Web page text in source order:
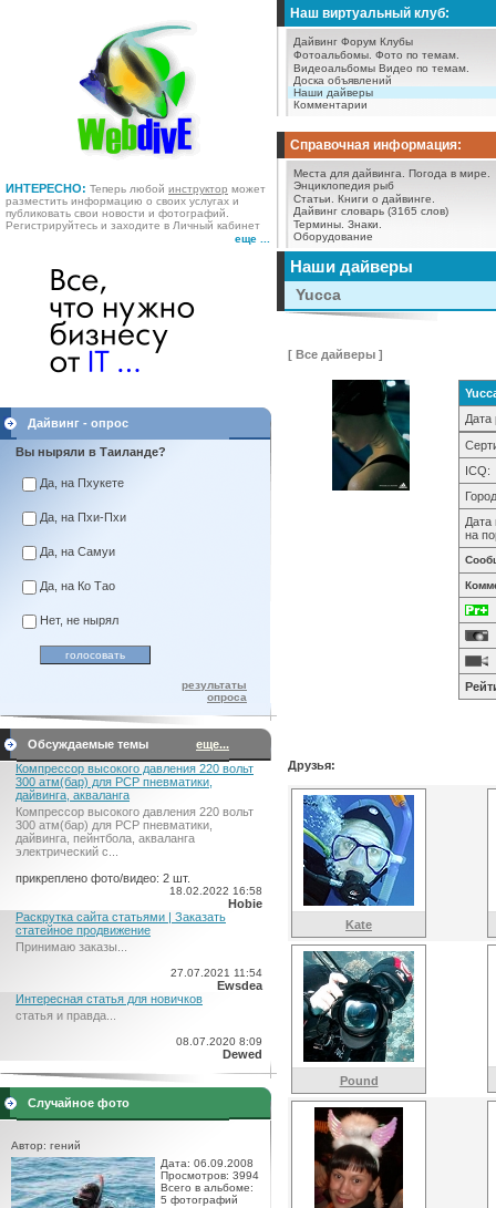
ИНТЕРЕСНО: Теперь любой инструктор может
разместить информацию о своих услугах и
публиковать свои новости и фотографий.
Регистрируйтесь и заходите в Личный кабинет
еще ...
Наш виртуальный клуб:
Дайвинг Форум Клубы
Фотоальбомы. Фото по темам.
Видеоальбомы Видео по темам.
Доска объявлений
Наши дайверы
Комментарии
Справочная информация:
Места для дайвинга.
Погода в мире.
Энциклопедия рыб
Статьи.
Книги о дайвинге.
Дайвинг словарь (3165 слов)
Термины. Знаки.
Оборудование
Дайвинг - опрос
Вы ныряли в Таиланде?
Да, на Пхукете
Да, на Пхи-Пхи
Да, на Самуи
Да, на Ко Тао
Нет, не нырял
результаты
опроса
Обсуждаемые темы
еще...
Компрессор высокого давления 220 вольт
300 атм(бар) для PCP пневматики,
дайвинга, акваланга
Компрессор высокого давления 220 вольт
300 атм(бар) для PCP пневматики,
дайвинга, пейнтбола, акваланга
электрический c...
прикреплено фото/видео: 2 шт.
18.02.2022 16:58
Hobie
Раскрутка сайта статьями | Заказать
статейное продвижение
Принимаю заказы...
27.07.2021 11:54
Ewsdea
Интересная статья для новичков
статья и правда...
08.07.2020 8:09
Dewed
Случайное фото
Автор: гений
Дата: 06.09.2008
Просмотров: 3994
Всего в альбоме:
5 фотографий
Наши дайверы
Yucca
[ Все дайверы ]
Дата
ICQ:
Дата
на
Друзья:
Kate
Pound